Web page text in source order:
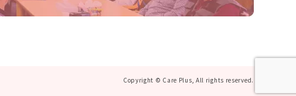
Copyright © Care Plus, All rights reserved.